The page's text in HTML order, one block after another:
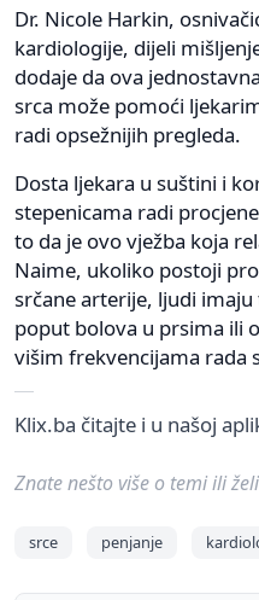
Dr. Nicole Harkin,
kardiologije, dijeli
dodaje da ova
srca može pomoći
radi opsežnijih pregleda.
Dosta ljekara u suštini i
stepenicama radi
to da je ovo vježba koja
Naime, ukoliko postoji
srčane arterije, ljudi
poput bolova u prsima ili
višim frekvencijama rada
Klix.ba čitajte i u našoj
Znate nešto više o temi ili
srce penjanje